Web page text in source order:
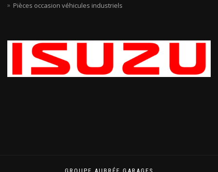
Pièces occasion véhicules industriels